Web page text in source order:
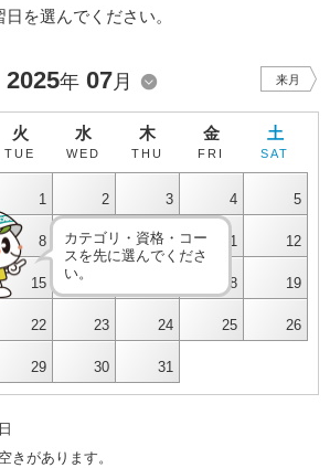
を選んでください。
2025年 07月 来月
火
TUE
水
WED
木
THU
金
FRI
土
SAT
1 2 3 4 5
8 9 10 11 12
15 18 19
22 23 24 25 26
29 30 31
カテゴリ・資格・コー
スを先に選んでくださ
い。
きがあります。